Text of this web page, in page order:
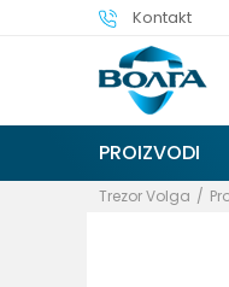
Kontakt
PROIZVODI
Trezor Volga